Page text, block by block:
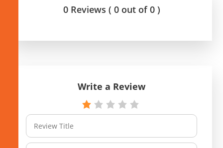
0 Reviews ( 0 out of 0 )
Write a Review